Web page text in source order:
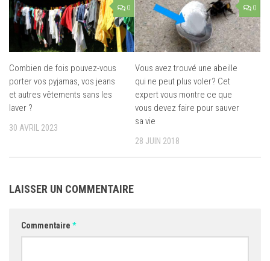
0
Combien de fois pouvez-vous
porter vos pyjamas, vos jeans
et autres vêtements sans les
laver ?
30 AVRIL 2023
0
Vous avez trouvé une abeille
qui ne peut plus voler? Cet
expert vous montre ce que
vous devez faire pour sauver
sa vie
28 JUIN 2018
LAISSER UN COMMENTAIRE
Commentaire *